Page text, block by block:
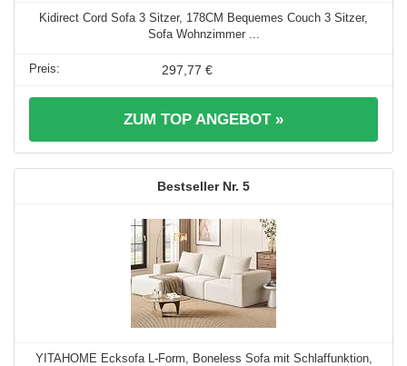
Kidirect Cord Sofa 3 Sitzer, 178CM Bequemes Couch 3 Sitzer,
Sofa Wohnzimmer ...
297,77 €
ZUM TOP ANGEBOT »
5
YITAHOME Ecksofa L-Form, Boneless Sofa mit Schlaffunktion,